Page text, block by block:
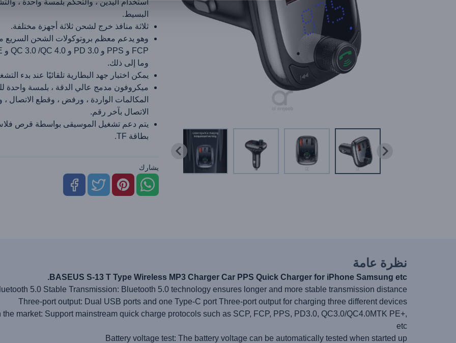
استخدام اليدين ، والتحكم بلمسة واحدة ،
البسيط.
ثلاثة منافذ خرج لشحن ثلاثة أجهزة مختلفة.
وما إلى ذلك.
يمكن اختبار جهد البطارية تلقائيًا عند بدء
ميكروفون مدمج عالي الدقة ، بلمسة واحدة
المكالمات الواردة ، ورفض ، وقطع الاتصال ،
الاتصال بآخر رقم.
يتم دعم تشغيل الموسيقى بواسطة قرص
بطاقة TF.
يشارك
نظرة عامة
BASEUS S-13 T Type Wireless MP3 Charger Car PPS Quick Charger for iPhone Samsung etc.
5.0 Stable Transmission: Bluetooth 5.0 technology ensures longer and more stable transmission distance
Three-port output: Dual USB ports and one Type-C port Three-port output for charging three different devices
market: Support mainstream quick charge protocols such as SCP, FCP, PPS, PD3.0, QC3.0/QC4.0MTK PE+,
etc
Battery voltage test: The battery voltage can be automatically tested when started up